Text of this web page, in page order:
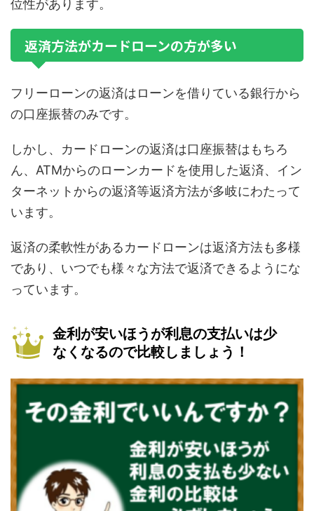
位性があります。
返済方法がカードローンの方が多い
フリーローンの返済はローンを借りている銀行から
の口座振替のみです。
しかし、カードローンの返済は口座振替はもちろ
ん、ATMからのローンカードを使用した返済、イン
ターネットからの返済等返済方法が多岐にわたって
います。
返済の柔軟性があるカードローンは返済方法も多様
であり、いつでも様々な方法で返済できるようにな
っています。
金利が安いほうが利息の支払いは少
なくなるので比較しましょう！